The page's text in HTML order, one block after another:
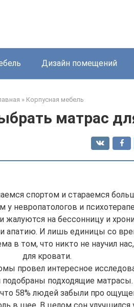
Дизайн помещений
» Корпусная мебель
матрас
спортом и стараемся
невропатологов и
на бессонницу и
апатию. И лишь единицы со
в том, что никто не научил
для кровати.
провел интересное
подходящие
58% людей забыли про